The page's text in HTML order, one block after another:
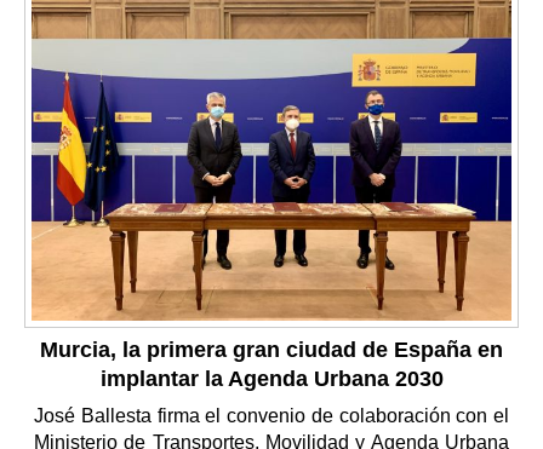
Murcia, la primera gran ciudad de España en
implantar la Agenda Urbana 2030
José Ballesta firma el convenio de colaboración con el
Ministerio de Transportes, Movilidad y Agenda Urbana